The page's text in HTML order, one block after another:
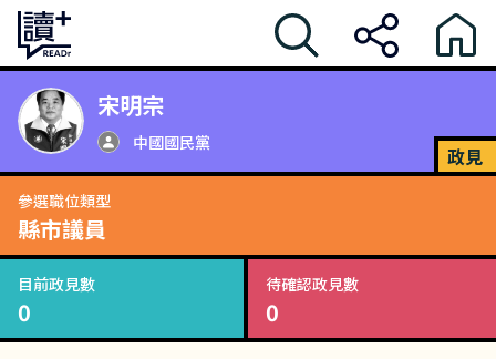
宋明宗
中國國民黨
政見
參選職位類型
縣市議員
目前政見數
0
待確認政見數
0